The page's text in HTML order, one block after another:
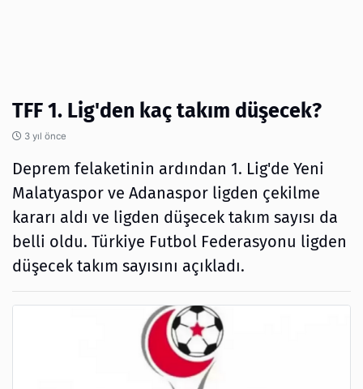
TFF 1. Lig'den kaç takım düşecek?
3 yıl önce
Deprem felaketinin ardından 1. Lig'de Yeni
Malatyaspor ve Adanaspor ligden çekilme
kararı aldı ve ligden düşecek takım sayısı da
belli oldu. Türkiye Futbol Federasyonu ligden
düşecek takım sayısını açıkladı.